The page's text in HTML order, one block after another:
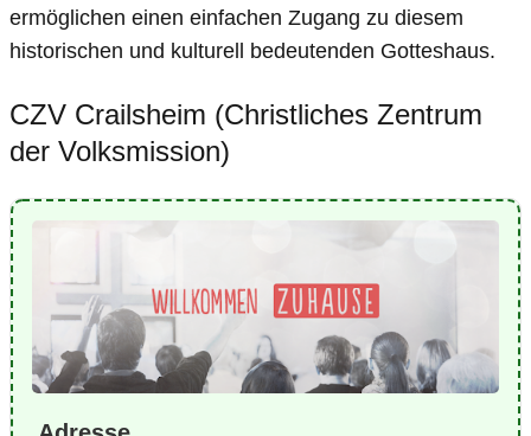
ermöglichen einen einfachen Zugang zu diesem
historischen und kulturell bedeutenden Gotteshaus.
CZV Crailsheim (Christliches Zentrum
der Volksmission)